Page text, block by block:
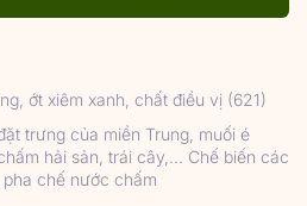
ớt xiêm xanh, chất điều vị (621)
trưng của miền Trung, muối é
hải sản, trái cây,... Chế biến các
chế nước chấm